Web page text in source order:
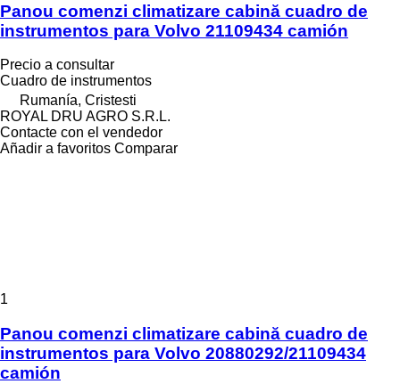
Panou comenzi climatizare cabină cuadro de
instrumentos para Volvo 21109434 camión
Precio a consultar
Cuadro de instrumentos
Rumanía, Cristesti
ROYAL DRU AGRO S.R.L.
Contacte con el vendedor
Añadir a favoritos Comparar
1
Panou comenzi climatizare cabină cuadro de
instrumentos para Volvo 20880292/21109434
camión